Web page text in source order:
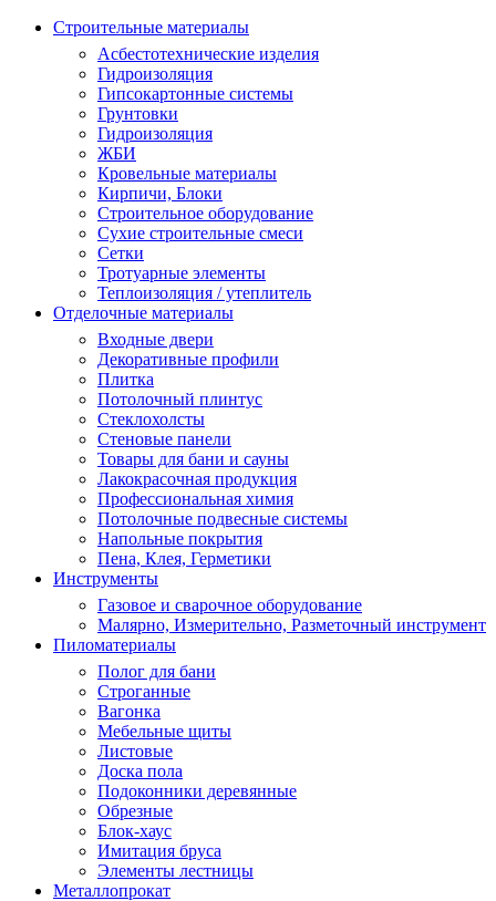
Строительные материалы
Асбестотехнические изделия
Гидроизоляция
Гипсокартонные системы
Грунтовки
Гидроизоляция
ЖБИ
Кровельные материалы
Кирпичи, Блоки
Строительное оборудование
Сухие строительные смеси
Сетки
Тротуарные элементы
Теплоизоляция / утеплитель
Отделочные материалы
Входные двери
Декоративные профили
Плитка
Потолочный плинтус
Стеклохолсты
Стеновые панели
Товары для бани и сауны
Лакокрасочная продукция
Профессиональная химия
Потолочные подвесные системы
Напольные покрытия
Пена, Клея, Герметики
Инструменты
Газовое и сварочное оборудование
Малярно, Измерительно, Разметочный инструмент
Пиломатериалы
Полог для бани
Строганные
Вагонка
Мебельные щиты
Листовые
Доска пола
Подоконники деревянные
Обрезные
Блок-хаус
Имитация бруса
Элементы лестницы
Металлопрокат